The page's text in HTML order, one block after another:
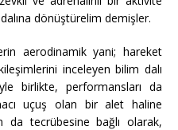
dönüştürelim demişler.
aerodinamik yani; hareket
inceleyen bilim dalı
birlikte, performansları da
uçuş olan bir alet haline
da tecrübesine bağlı olarak,